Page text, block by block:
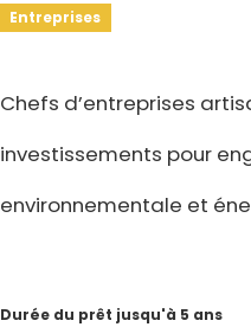
Entreprises
Chefs d’entreprises
investissements pour
environnementale et
Durée du prêt jusqu'à 5 ans